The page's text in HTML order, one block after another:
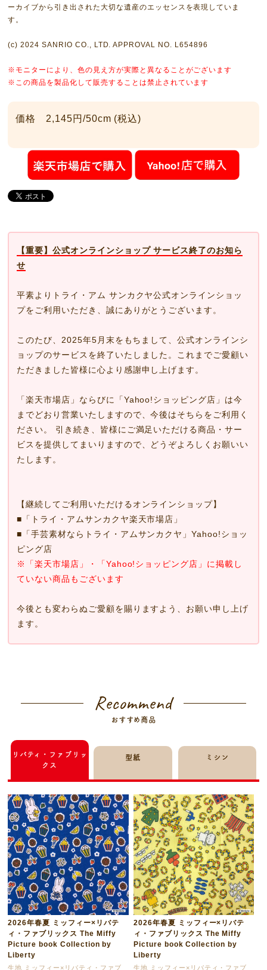
ーカイブから引き出された大切な遺産のエッセンスを表現していま
す。
(c) 2024 SANRIO CO., LTD. APPROVAL NO. L654896
※モニターにより、色の見え方が実際と異なることがございます
※この商品を製品化して販売することは禁止されています
価格 2,145円/50cm (税込)
【重要】公式オンラインショップ サービス終了のお知ら
せ
平素よりトライ・アム サンカクヤ公式オンラインショッ
プをご利用いただき、誠にありがとうございます。
このたび、2025年5月末をもちまして、公式オンラインシ
ョップのサービスを終了いたしました。これまでご愛顧い
ただきました皆様に心より感謝申し上げます。
「楽天市場店」ならびに「Yahoo!ショッピング店」は今
までどおり営業いたしますので、今後はそちらをご利用く
ださい。 引き続き、皆様にご満足いただける商品・サー
ビスを提供してまいりますので、どうぞよろしくお願いい
たします。
【継続してご利用いただけるオンラインショップ】
■ 「トライ・アムサンカクヤ楽天市場店」
■ 「手芸素材ならトライ・アムサンカクヤ」Yahoo!ショッ
ピング店
※「楽天市場店」・「Yahoo!ショッピング店」に掲載し
ていない商品もございます
今後とも変わらぬご愛顧を賜りますよう、お願い申し上げ
ます。
Recommend
おすすめ商品
リバティ・ファブリッ
クス
型紙 ミシン
2026年春夏 ミッフィー×リバテ
ィ・ファブリックス The Miffy
Picture book Collection by
Liberty
生地 ミッフィー×リバティ・ファブ
2026年春夏 ミッフィー×リバテ
ィ・ファブリックス The Miffy
Picture book Collection by
Liberty
生地 ミッフィー×リバティ・ファブ